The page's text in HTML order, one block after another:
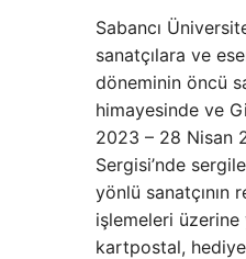
Sabancı
sanatçılara ve
döneminin öncü
himayesinde ve
2023 – 28 Nisan
Sergisi’nde
yönlü
işlemeleri üzerine
kartpostal,